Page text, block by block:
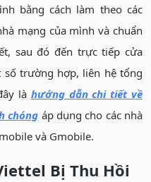
bằng cách làm theo các
mạng của mình và chuẩn
sau đó đến trực tiếp cửa
trường hợp, liên hệ tổng
là hướng dẫn chi tiết về
chóng áp dụng cho các nhà
và Gmobile.
Bị Thu Hồi